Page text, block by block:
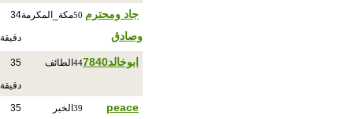
جاد ومحترم
وصادق
50مكة_المكرمة34
دقيقة
ابوخالد7840 44 الطائف 35
دقيقة
peace
39 الخبر 35